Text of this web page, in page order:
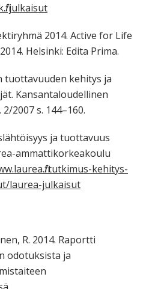
julkaisut
2014. Active for Life
Helsinki: Edita Prima.
tuottavuuden kehitys ja
Kansantaloudellinen
2007 s. 144–160.
ja tuottavuus
ammattikorkeakoulu
tutkimus-kehitys-
laurea-julkaisut
R. 2014. Raportti
odotuksista ja